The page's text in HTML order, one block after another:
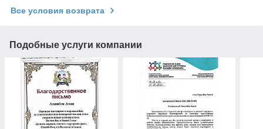
Все условия возврата
Подобные услуги компании